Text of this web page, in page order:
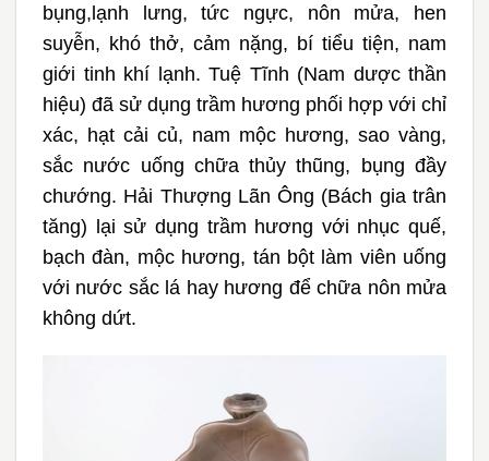
bụng,lạnh lưng, tức ngực, nôn mửa, hen
suyễn, khó thở, cảm nặng, bí tiểu tiện, nam
giới tinh khí lạnh. Tuệ Tĩnh (Nam dược thần
hiệu) đã sử dụng trầm hương phối hợp với chỉ
xác, hạt cải củ, nam mộc hương, sao vàng,
sắc nước uống chữa thủy thũng, bụng đầy
chướng. Hải Thượng Lãn Ông (Bách gia trân
tăng) lại sử dụng trầm hương với nhục quế,
bạch đàn, mộc hương, tán bột làm viên uống
với nước sắc lá hay hương để chữa nôn mửa
không dứt.